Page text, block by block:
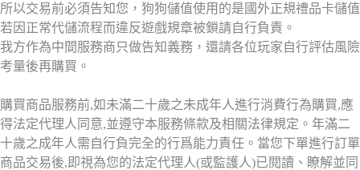
所以交易前必須告知您，狗狗儲值使用的是國外正規禮品卡儲值
若因正常代儲流程而違反遊戲規章被鎖請自行負責。
我方作為中間服務商只做告知義務，還請各位玩家自行評估風險
考量後再購買。
購買商品服務前,如未滿二十歲之未成年人進行消費行為購買,應
得法定代理人同意,並遵守本服務條款及相關法律規定。年滿二
十歲之成年人需自行負完全的行爲能力責任。當您下單進行訂單
商品交易後,即視為您的法定代理人(或監護人)已閱讀、瞭解並同